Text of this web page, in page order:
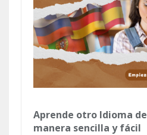
Aprende otro Idioma de
manera sencilla y fácil